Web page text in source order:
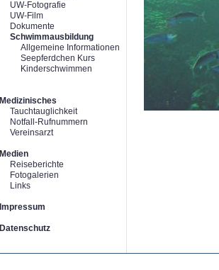
UW-Fotografie
UW-Film
Dokumente
Schwimmausbildung
Allgemeine Informationen
Seepferdchen Kurs
Kinderschwimmen
Medizinisches
Tauchtauglichkeit
Notfall-Rufnummern
Vereinsarzt
Medien
Reiseberichte
Fotogalerien
Links
Impressum
Datenschutz